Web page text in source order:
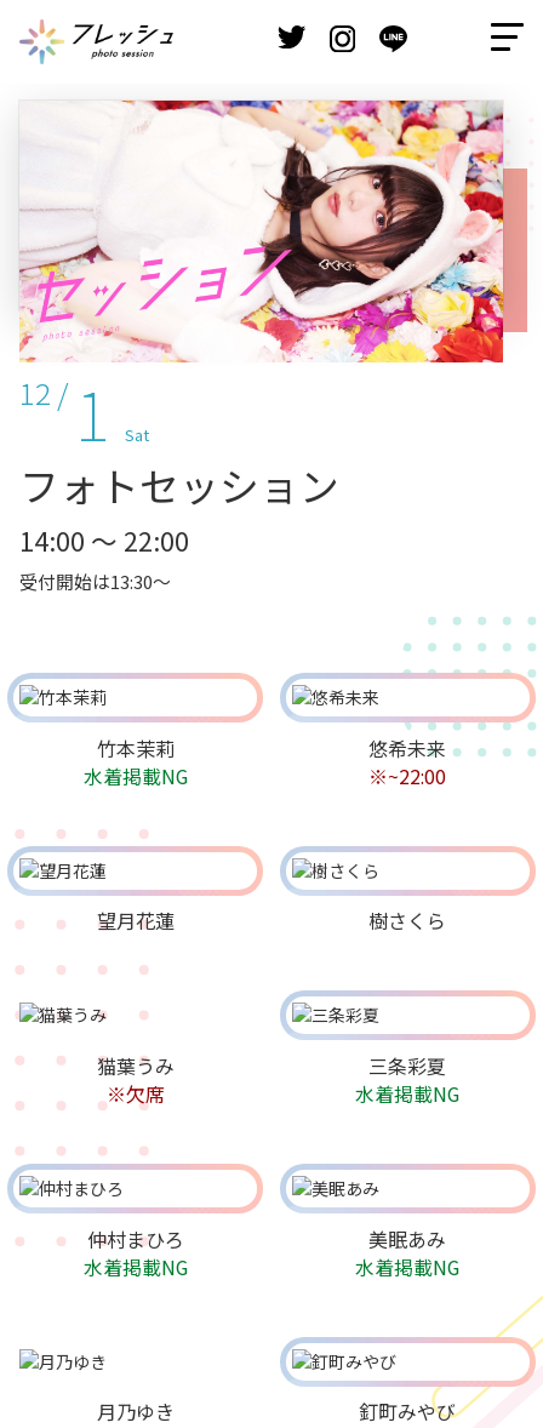
12 / 1 Sat
フォトセッション
14:00 ～ 22:00
受付開始は13:30～
竹本茉莉
水着掲載NG
悠希未来
※~22:00
望月花蓮 樹さくら
猫葉うみ
※欠席
三条彩夏
水着掲載NG
仲村まひろ
水着掲載NG
美眠あみ
水着掲載NG
月乃ゆき 釘町みやび